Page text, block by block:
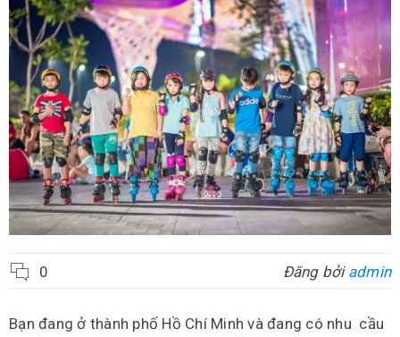
0 Đăng bởi admin
Bạn đang ở thành phố Hồ Chí Minh và đang có nhu cầu